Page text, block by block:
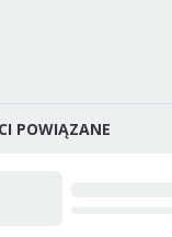
POWIĄZANE